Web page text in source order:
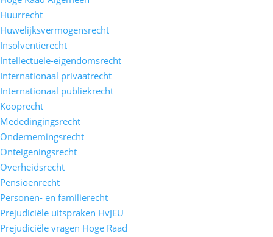
Huurrecht
Huwelijksvermogensrecht
Insolventierecht
Intellectuele-eigendomsrecht
Internationaal privaatrecht
Internationaal publiekrecht
Kooprecht
Mededingingsrecht
Ondernemingsrecht
Onteigeningsrecht
Overheidsrecht
Pensioenrecht
Personen- en familierecht
Prejudiciële uitspraken HvJEU
Prejudiciële vragen Hoge Raad